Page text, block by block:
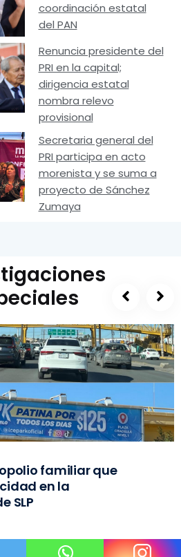
coordinación estatal
del PAN
Renuncia presidente del
PRI en la capital;
dirigencia estatal
nombra relevo
provisional
Secretaria general del
PRI participa en acto
morenista y se suma a
proyecto de Sánchez
Zumaya
familiar que
en la
SLP